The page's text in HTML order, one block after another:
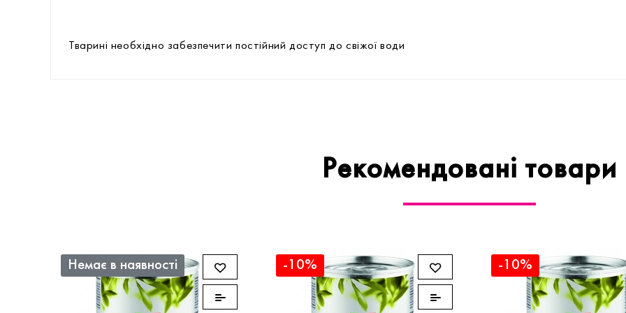
Тварині необхідно забезпечити постійний доступ до свіжої води
Рекомендовані товари
Немає в наявності -10% -10%